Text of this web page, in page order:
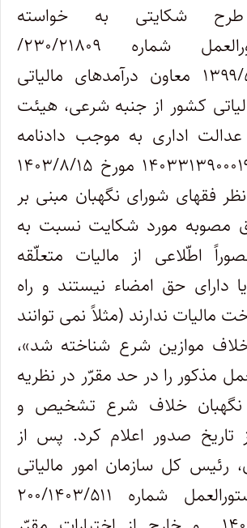
شکایتی به خواسته
ابطال دستورالعمل شماره ۲۳۰/۲۱۸۰۹/
د مورخ ۱۳۹۹/۵/۲۲ معاون درآمدهای مالیاتی
کشور از جنبه شرعی، هیئت
اداری به موجب دادنامه
شماره ۱۴۰۳۳۱۳۹۰۰۰۱۹۵۳۵۱۸ مورخ ۱۴۰۳/۸/۱۵
فقهای شورای نگهبان مبنی بر
مصوبه مورد شکایت نسبت به
اطّلاعی از مالیات متعلّقه
دارای حق امضاء نیستند و راه
مالیات ندارند (مثلاً نمی توانند
موازین شرع شناخته شد»،
مذکور را در حد مقرّر در نظریه
نگهبان خلاف شرع تشخیص و
تاریخ صدور اعلام کرد. پس از
رئیس کل سازمان امور مالیاتی
کشور در دستورالعمل شماره ۲۰۰/۱۴۰۳/۵۱۱